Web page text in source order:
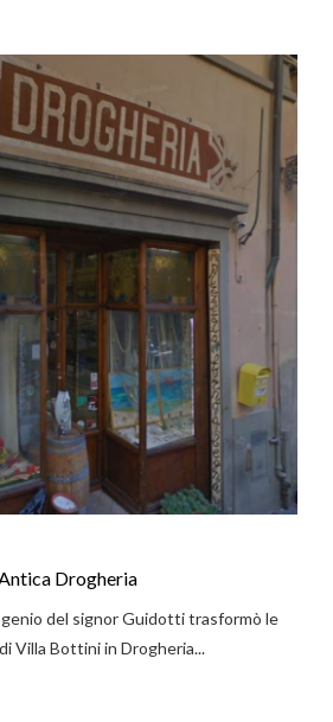
Antica Drogheria
del signor Guidotti trasformò le
Villa Bottini in Drogheria...